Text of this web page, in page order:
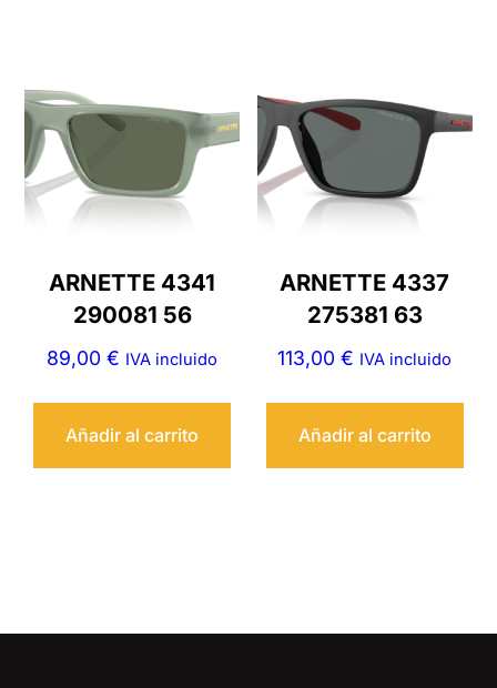
ARNETTE 4341
290081 56
89,00€ IVA incluido
Añadir al carrito
ARNETTE 4337
275381 63
113,00€ IVA incluido
Añadir al carrito